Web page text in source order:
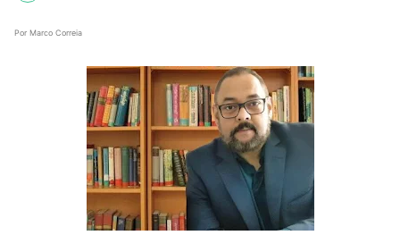
Por Marco Correia